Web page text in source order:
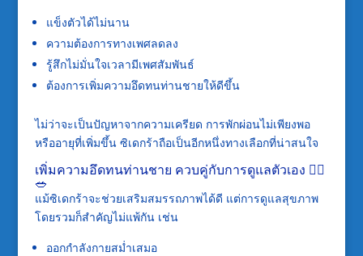
แข็งตัวได้ไม่นาน
ความต้องการทางเพศลดลง
รู้สึกไม่มั่นใจเวลามีเพศสัมพันธ์
ต้องการเพิ่มความอึดทนท่านชายให้ดีขึ้น
ไม่ว่าจะเป็นปัญหาจากความเครียด การพักผ่อนไม่เพียงพอ
หรืออายุที่เพิ่มขึ้น ซิเดกร้าถือเป็นอีกหนึ่งทางเลือกที่น่าสนใจ
เพิ่มความอึดทนท่านชาย ควบคู่กับการดูแลตัวเอง 🏃‍♂️
🥗
แม้ซิเดกร้าจะช่วยเสริมสมรรถภาพได้ดี แต่การดูแลสุขภาพ
โดยรวมก็สำคัญไม่แพ้กัน เช่น
ออกกำลังกายสม่ำเสมอ